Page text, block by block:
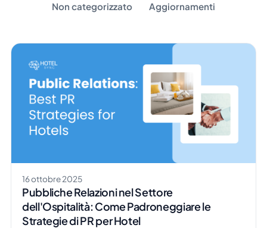
Non categorizzato Aggiornamenti
16 ottobre 2025
Pubbliche Relazioni nel Settore
dell'Ospitalità: Come Padroneggiare le
Strategie di PR per Hotel